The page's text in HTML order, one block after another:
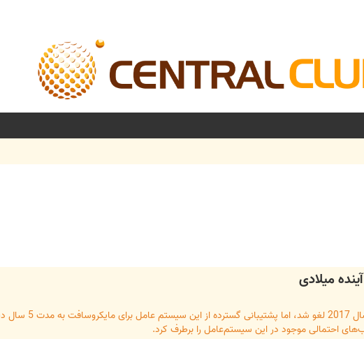
هر چند پشتیبانی
احتمالی موجود در این سیستم‌عامل را برطرف کرد.